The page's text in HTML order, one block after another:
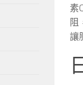
素
阻
讓